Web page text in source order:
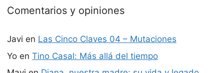
Comentarios y opiniones
Javi en Las Cinco Claves 04 – Mutaciones
Yo en Tino Casal: Más allá del tiempo